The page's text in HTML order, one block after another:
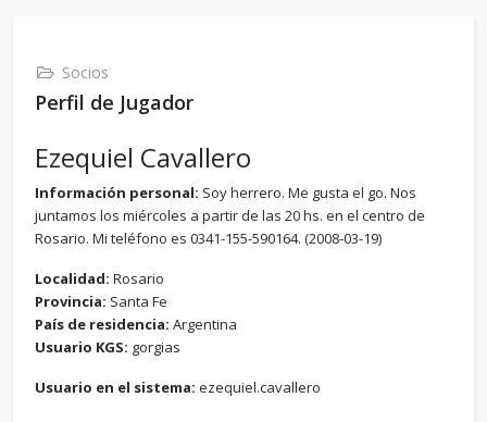
Socios
Perfil de Jugador
Ezequiel Cavallero
Información personal: Soy herrero. Me gusta el go. Nos
juntamos los miércoles a partir de las 20 hs. en el centro de
Rosario. Mi teléfono es 0341-155-590164. (2008-03-19)
Localidad: Rosario
Provincia: Santa Fe
País de residencia: Argentina
Usuario KGS: gorgias
Usuario en el sistema: ezequiel.cavallero